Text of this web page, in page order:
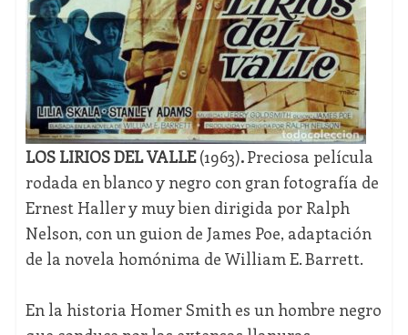
LOS LIRIOS DEL VALLE(1963).Preciosa película
rodada en blanco y negro con gran fotografía de
Ernest Haller y muy bien dirigida por Ralph
Nelson, con un guion de James Poe, adaptación
de la novela homónima de William E. Barrett.
En la historia Homer Smith es un hombre negro